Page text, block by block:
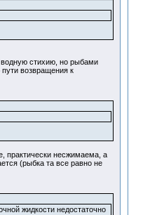
стихию, но рыбами
возвращения к
практически несжимаема, а
(рыбка та все равно не
жидкости недостаточно